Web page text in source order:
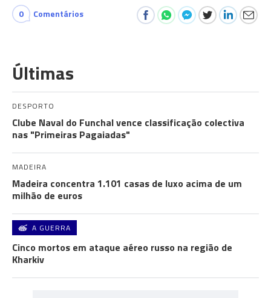
0 Comentários
Últimas
DESPORTO
Clube Naval do Funchal vence classificação colectiva
nas "Primeiras Pagaiadas"
MADEIRA
Madeira concentra 1.101 casas de luxo acima de um
milhão de euros
A GUERRA
Cinco mortos em ataque aéreo russo na região de
Kharkiv